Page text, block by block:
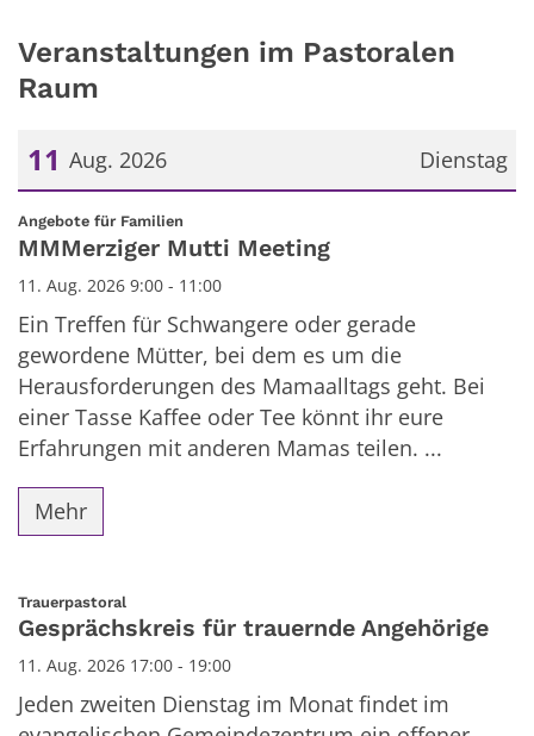
Veranstaltungen im Pastoralen
Raum
Dienstag
11 Aug. 2026
Datum: 11. August 2026
Angebote für Familien
MMMerziger Mutti Meeting
11. Aug. 2026 9:00 - 11:00
Ein Treffen für Schwangere oder gerade
gewordene Mütter, bei dem es um die
Herausforderungen des Mamaalltags geht. Bei
einer Tasse Kaffee oder Tee könnt ihr eure
Erfahrungen mit anderen Mamas teilen. ...
Mehr
Trauerpastoral
Gesprächskreis für trauernde Angehörige
11. Aug. 2026 17:00 - 19:00
Jeden zweiten Dienstag im Monat findet im